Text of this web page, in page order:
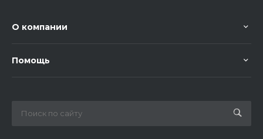
О компании
Помощь